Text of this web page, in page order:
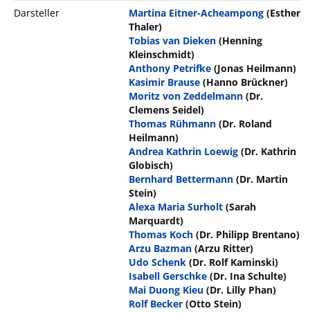
Darsteller
Martina Eitner-Acheampong (Esther
Thaler)
Tobias van Dieken (Henning
Kleinschmidt)
Anthony Petrifke (Jonas Heilmann)
Kasimir Brause (Hanno Brückner)
Moritz von Zeddelmann (Dr.
Clemens Seidel)
Thomas Rühmann (Dr. Roland
Heilmann)
Andrea Kathrin Loewig (Dr. Kathrin
Globisch)
Bernhard Bettermann (Dr. Martin
Stein)
Alexa Maria Surholt (Sarah
Marquardt)
Thomas Koch (Dr. Philipp Brentano)
Arzu Bazman (Arzu Ritter)
Udo Schenk (Dr. Rolf Kaminski)
Isabell Gerschke (Dr. Ina Schulte)
Mai Duong Kieu (Dr. Lilly Phan)
Rolf Becker (Otto Stein)